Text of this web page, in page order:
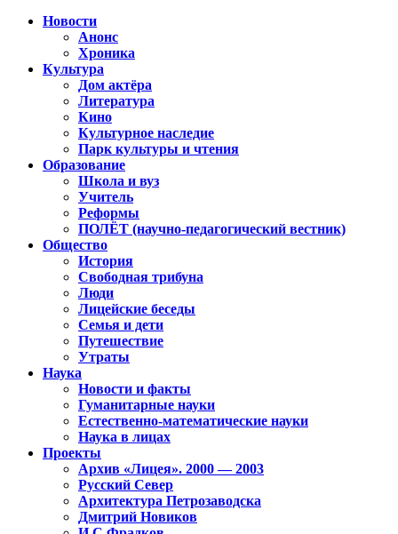
Новости
Анонс
Хроника
Культура
Дом актёра
Литература
Кино
Культурное наследие
Парк культуры и чтения
Образование
Школа и вуз
Учитель
Реформы
ПОЛЁТ (научно-педагогический вестник)
Общество
История
Свободная трибуна
Люди
Лицейские беседы
Семья и дети
Путешествие
Утраты
Наука
Новости и факты
Гуманитарные науки
Естественно-математические науки
Наука в лицах
Проекты
Архив «Лицея». 2000 — 2003
Русский Север
Архитектура Петрозаводска
Дмитрий Новиков